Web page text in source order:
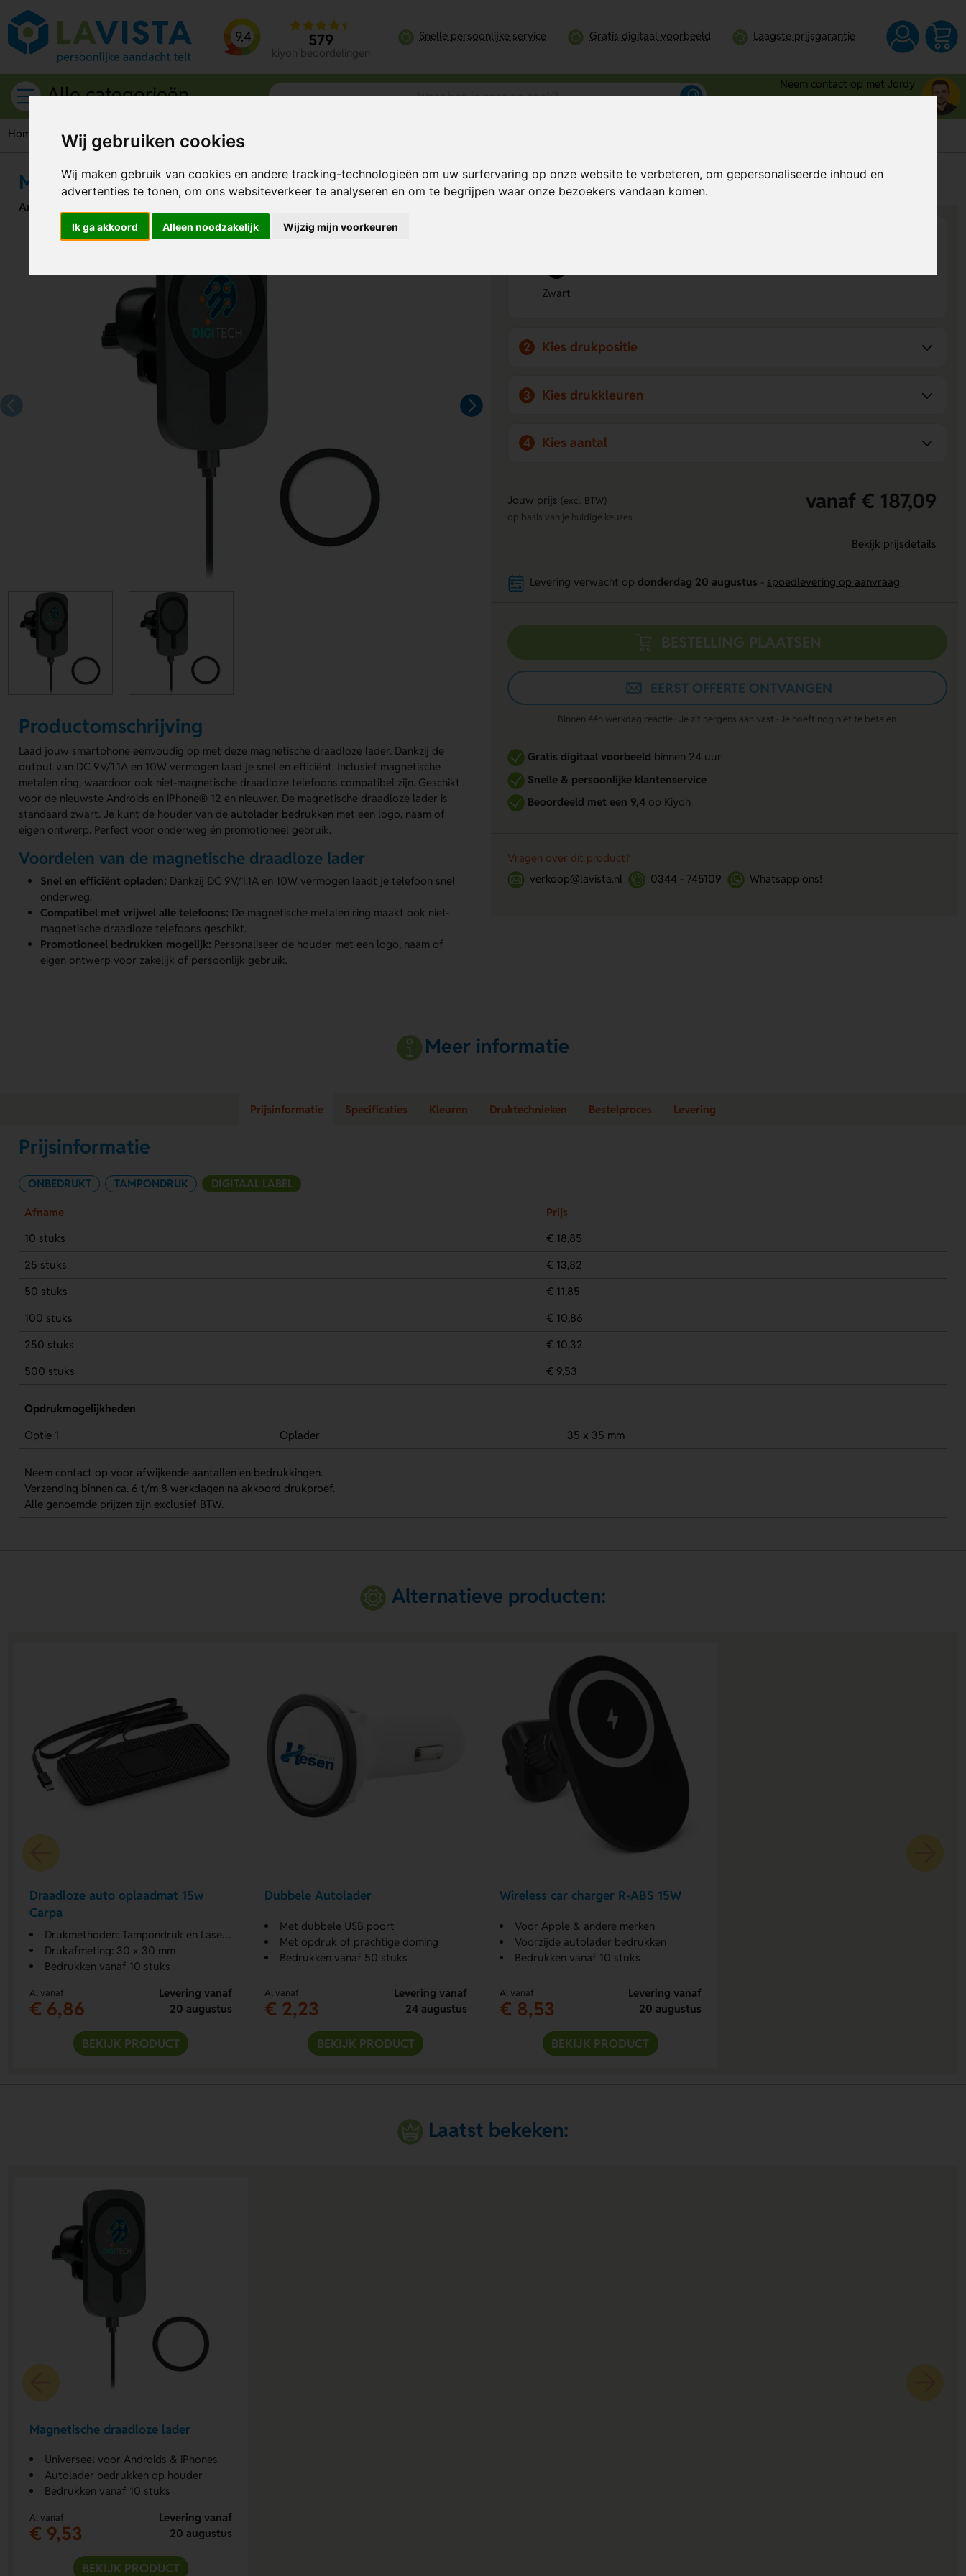
Wij gebruiken cookies
Wij maken gebruik van cookies en andere tracking-technologieën om uw surfervaring op onze website te verbeteren, om gepersonaliseerde inhoud en
advertenties te tonen, om ons websiteverkeer te analyseren en om te begrijpen waar onze bezoekers vandaan komen.
Ik ga akkoord Alleen noodzakelijk Wijzig mijn voorkeuren
9,4 579
kiyoh beoordelingen
Snelle persoonlijke service Gratis digitaal voorbeeld Laagste prijsgarantie
Alle categorieën
Neem contact op met Jordy
0344 - 745109
Home Auto accessoires Magnetische draadloze lader
Magnetische draadloze lader
Artikelnummer:
Productomschrijving
Laad jouw smartphone eenvoudig op met deze magnetische draadloze lader. Dankzij de
output van DC 9V/1.1A en 10W vermogen laad je snel en efficiënt. Inclusief magnetische
metalen ring, waardoor ook niet-magnetische draadloze telefoons compatibel zijn. Geschikt
voor de nieuwste Androids en iPhone® 12 en nieuwer. De magnetische draadloze lader is
standaard zwart. Je kunt de houder van de autolader bedrukken met een logo, naam of
eigen ontwerp. Perfect voor onderweg én promotioneel gebruik.
Voordelen van de magnetische draadloze lader
Snel en efficiënt opladen: Dankzij DC 9V/1.1A en 10W vermogen laadt je telefoon snel
onderweg.
Compatibel met vrijwel alle telefoons: De magnetische metalen ring maakt ook niet-
magnetische draadloze telefoons geschikt.
Promotioneel bedrukken mogelijk: Personaliseer de houder met een logo, naam of
eigen ontwerp voor zakelijk of persoonlijk gebruik.
Bereken mijn prijs Al vanaf€ 9,53per stuk (excl. BTW)
Zwart
2 Kies drukpositie
3 Kies drukkleuren
4 Kies aantal
Jouw prijs (excl. BTW) vanaf € 187,09
op basis van je huidige keuzes
Bekijk prijsdetails
Levering verwacht op donderdag 20 augustus spoedlevering op aanvraag
BESTELLING PLAATSEN
EERST OFFERTE ONTVANGEN
Binnen één werkdag reactie · Je zit nergens aan vast · Je hoeft nog niet te betalen
Gratis digitaal voorbeeldbinnen 24 uur
Snelle & persoonlijke klantenservice
Beoordeeld met een 9,4op Kiyoh
Vragen over dit product?
verkoop@lavista.nl
0344 - 745109 Whatsapp ons!
Meer informatie
Prijsinformatie Specificaties Kleuren Druktechnieken Bestelproces Levering
Prijsinformatie
ONBEDRUKT TAMPONDRUK DIGITAAL LABEL
Afname
Prijs
10 stuks
€ 18,85
25 stuks
€ 13,82
50 stuks
€ 11,85
100 stuks
€ 10,86
250 stuks
€ 10,32
500 stuks
€ 9,53
Opdrukmogelijkheden
Optie 1
Oplader 35 x 35 mm
Neem contact op voor afwijkende aantallen en bedrukkingen.
Verzending binnen ca. 6 t/m 8 werkdagen na akkoord drukproef.
Alle genoemde prijzen zijn exclusief BTW.
Alternatieve producten:
Draadloze auto oplaadmat 15w
Carpa
Drukmethoden: Tampondruk en Lasergraveren
Drukafmeting: 30 x 30 mm
Bedrukken vanaf 10 stuks
Al vanaf
€ 6,86
Levering vanaf
20 augustus
BEKIJK PRODUCT
Dubbele Autolader
Met dubbele USB poort
Met opdruk of prachtige doming
Bedrukken vanaf 50 stuks
Al vanaf
€ 2,23
Levering vanaf
24 augustus
BEKIJK PRODUCT
Wireless car charger R-ABS 15W
Voor Apple & andere merken
Voorzijde autolader bedrukken
Bedrukken vanaf 10 stuks
Al vanaf
€ 8,53
Levering vanaf
20 augustus
BEKIJK PRODUCT
Laatst bekeken:
Magnetische draadloze lader
Universeel voor Androids & iPhones
Autolader bedrukken op houder
Bedrukken vanaf 10 stuks
Al vanaf
€ 9,53
Levering vanaf
20 augustus
BEKIJK PRODUCT